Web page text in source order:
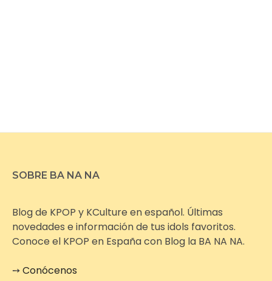
SOBRE BA NA NA
Blog de KPOP y KCulture en español. Últimas
novedades e información de tus idols favoritos.
Conoce el KPOP en España con Blog la BA NA NA.
➙Conócenos